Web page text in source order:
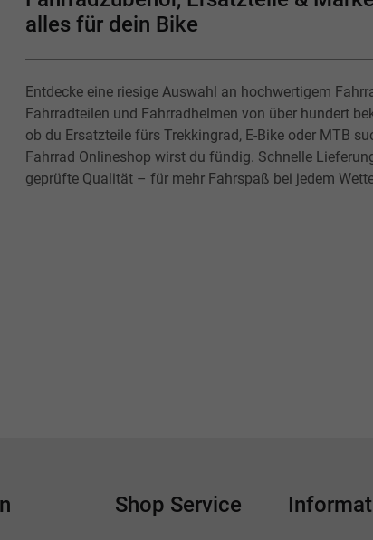
alles für dein Bike
Entdecke eine riesige Auswahl an hochwertigem
Fahrradteilen und Fahrradhelmen von über hundert
ob du Ersatzteile fürs Trekkingrad, E-Bike oder MTB
Fahrrad Onlineshop wirst du fündig. Schnelle
geprüfte Qualität – für mehr Fahrspaß bei jedem
Shop Service